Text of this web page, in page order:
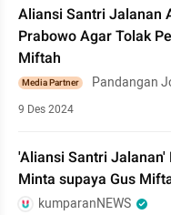
Aliansi Santri Jalanan
Prabowo Agar Tolak
Miftah
Media Partner Pandangan
9 Des 2024
'Aliansi Santri Jalanan'
Minta supaya Gus
kumparanNEWS